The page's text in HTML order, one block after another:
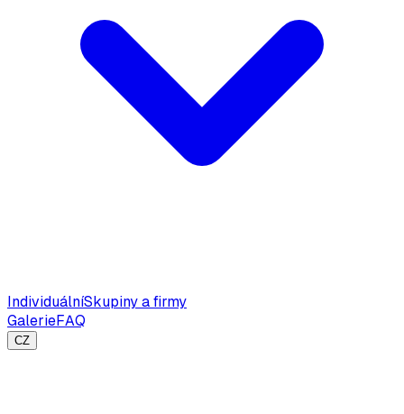
IndividuálníSkupiny a firmy
GalerieFAQ
CZ